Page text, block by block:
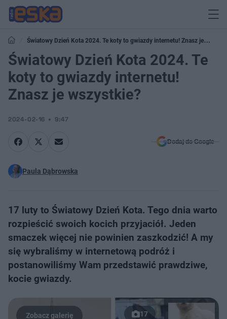
Światowy Dzień Kota 2024. Te koty to gwiazdy internetu! Znasz je
wszystkie?
Światowy Dzień Kota 2024. Te
koty to gwiazdy internetu!
Znasz je wszystkie?
2024-02-16 9:47
Dodaj do Google
Paula Dąbrowska
17 luty to Światowy Dzień Kota. Tego dnia warto
rozpieścić swoich kocich przyjaciół. Jeden
smaczek więcej nie powinien zaszkodzić! A my
się wybraliśmy w internetową podróż i
postanowiliśmy Wam przedstawić prawdziwe,
kocie gwiazdy.
17